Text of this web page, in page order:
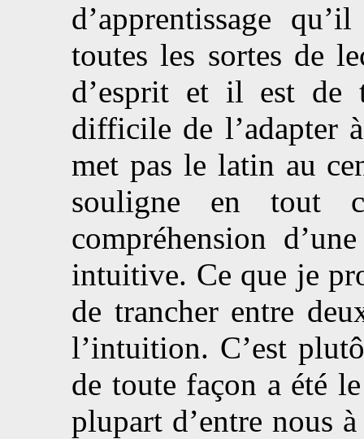
d’apprentissage
toutes les sortes de
d’esprit et il est de
difficile de l’adapter
met pas le latin au
souligne en tout
compréhension
intuitive. Ce que je
de trancher entre
l’intuition. C’est
de toute façon a été
plupart d’entre nous